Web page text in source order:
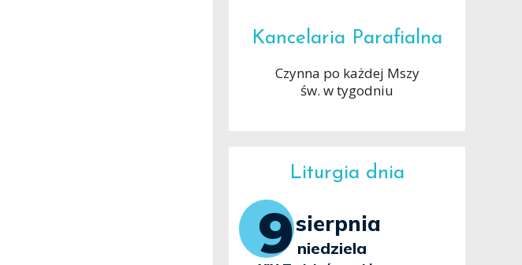
Kancelaria Parafialna
Czynna po każdej Mszy
św. w tygodniu
Liturgia dnia